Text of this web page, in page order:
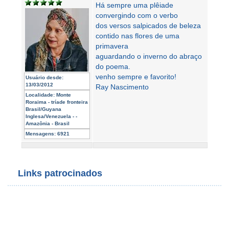
Usuário desde:
13/03/2012
Localidade: Monte
Roraima - tríade fronteira
Brasil/Guyana
Inglesa/Venezuela - -
Amazônia - Brasil
Mensagens: 6921
Há sempre uma plêiade
convergindo com o verbo
dos versos salpicados de beleza
contido nas flores de uma
primavera
aguardando o inverno do abraço
do poema.
venho sempre e favorito!
Ray Nascimento
Links patrocinados